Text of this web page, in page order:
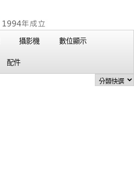
攝影機 數位顯示
配件